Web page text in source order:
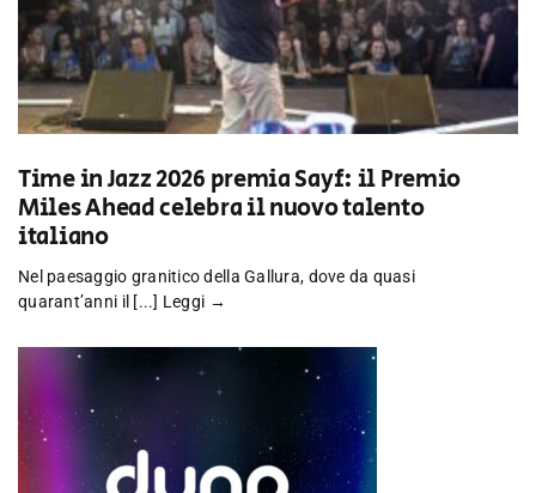
Time in Jazz 2026 premia Sayf: il Premio
Miles Ahead celebra il nuovo talento
italiano
Nel paesaggio granitico della Gallura, dove da quasi
quarant’anni il [...] Leggi →